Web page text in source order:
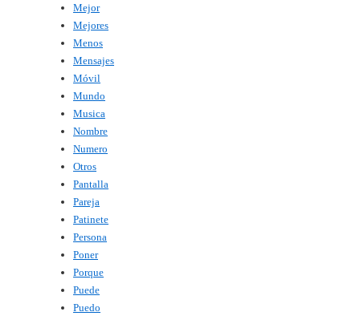
Mejor
Mejores
Menos
Mensajes
Móvil
Mundo
Musica
Nombre
Numero
Otros
Pantalla
Pareja
Patinete
Persona
Poner
Porque
Puede
Puedo